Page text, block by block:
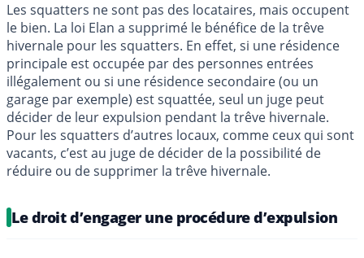
Les squatters ne sont pas des locataires, mais occupent
le bien. La loi Elan a supprimé le bénéfice de la trêve
hivernale pour les squatters. En effet, si une résidence
principale est occupée par des personnes entrées
illégalement ou si une résidence secondaire (ou un
garage par exemple) est squattée, seul un juge peut
décider de leur expulsion pendant la trêve hivernale.
Pour les squatters d’autres locaux, comme ceux qui sont
vacants, c’est au juge de décider de la possibilité de
réduire ou de supprimer la trêve hivernale.
Le droit d’engager une procédure d’expulsion